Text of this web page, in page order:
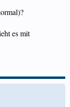
es mit